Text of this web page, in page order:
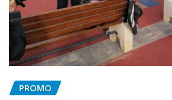
PROMO